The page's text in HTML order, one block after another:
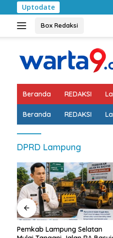
Uptodate
Box Redaksi
Beranda REDAKSI
Beranda REDAKSI
DPRD Lampung
Bulan Kemerdekaan, Bupati